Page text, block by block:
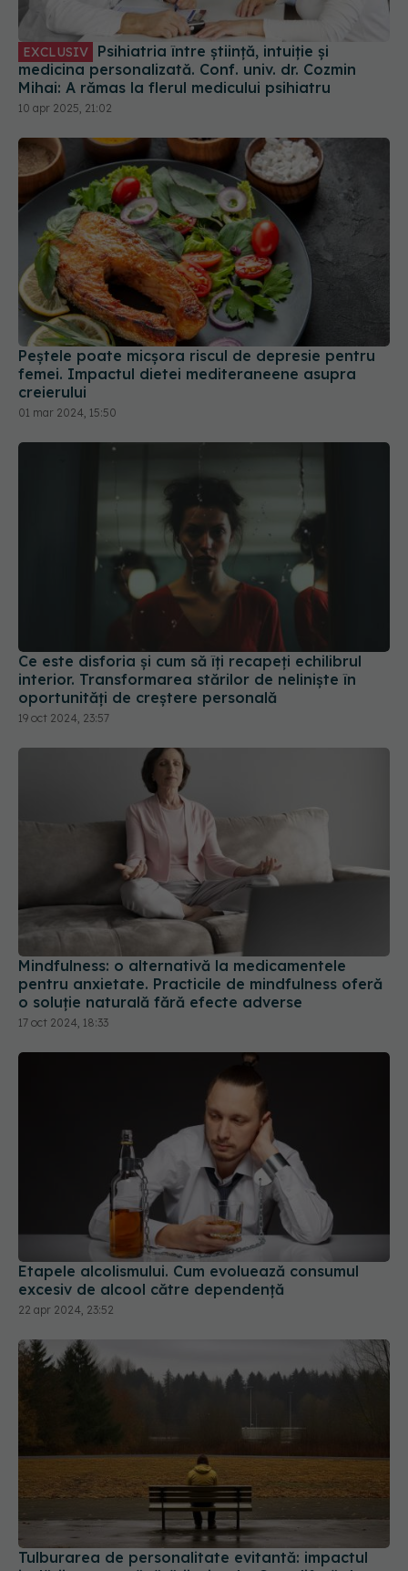
EXCLUSIV
medicina personalizată. Conf. univ. dr. Cozmin
Mihai: A rămas la flerul medicului psihiatru
10 apr 2025, 21:02
Peștele poate micșora riscul de depresie pentru
femei. Impactul dietei mediteraneene asupra
creierului
01 mar 2024, 15:50
Ce este disforia și cum să îți recapeți echilibrul
interior. Transformarea stărilor de neliniște în
oportunități de creștere personală
19 oct 2024, 23:57
Mindfulness: o alternativă la medicamentele
pentru anxietate. Practicile de mindfulness oferă
o soluție naturală fără efecte adverse
17 oct 2024, 18:33
Etapele alcolismului. Cum evoluează consumul
excesiv de alcool către dependență
22 apr 2024, 23:52
Tulburarea de personalitate evitantă: impactul
izolării asupra sănătății mintale. Cum diferă de
anxietatea socială